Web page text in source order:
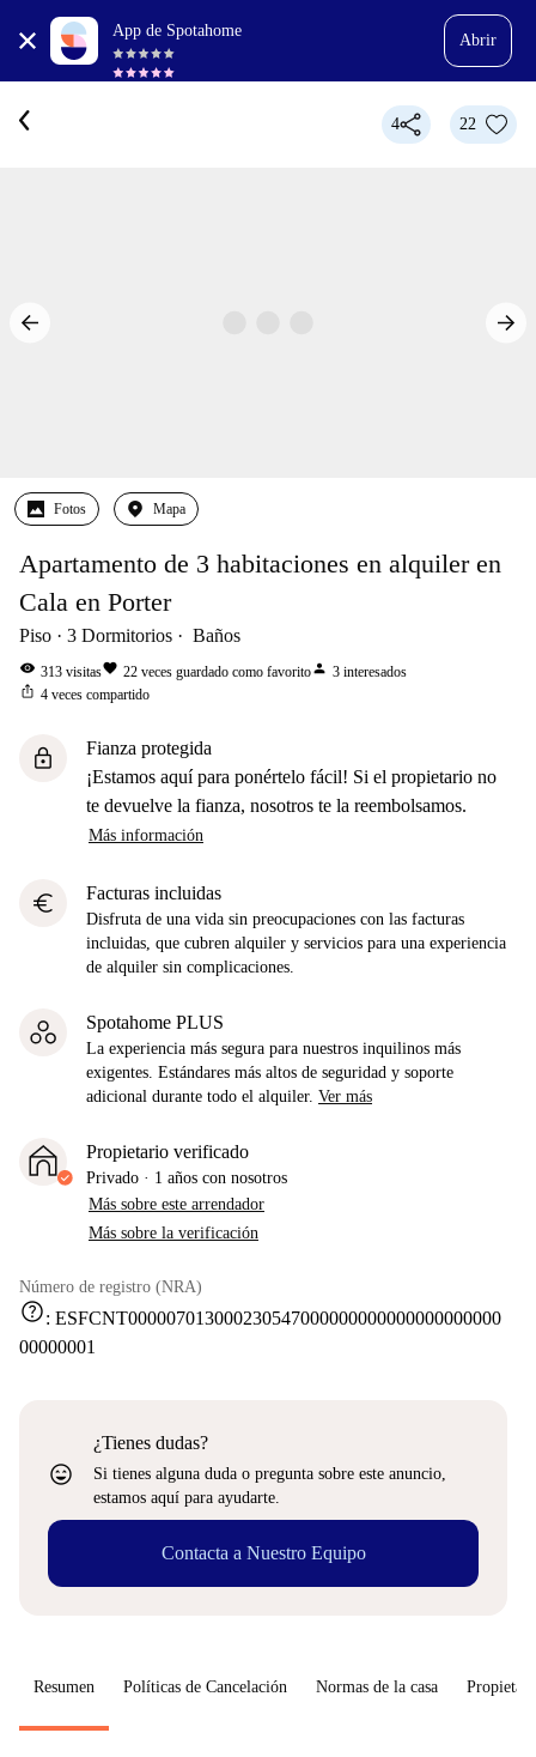
App de Spotahome
Abrir
4 22
Fotos Mapa
Apartamento de 3 habitaciones en alquiler en
Cala en Porter
Piso 3 Dormitorios Baños
visibility 313 visitasfavorite 22 veces guardado como favoritoperson 3 interesados
ios_share 4 veces compartido
lock
Fianza protegida
¡Estamos aquí para ponértelo fácil! Si el propietario no
te devuelve la fianza, nosotros te la reembolsamos.
Más información
euro Facturas incluidas
Disfruta de una vida sin preocupaciones con las facturas
incluidas, que cubren alquiler y servicios para una experiencia
de alquiler sin complicaciones.
Spotahome PLUS
La experiencia más segura para nuestros inquilinos más
exigentes. Estándares más altos de seguridad y soporte
adicional durante todo el alquiler. Ver más
Propietario verificado
Privado · 1 años con nosotros
Más sobre este arrendador
Más sobre la verificación
Número de registro (NRA)
help: ESFCNT000007013000230547000000000000000000000
00000001
sentiment_very_satisfied
¿Tienes dudas?
Si tienes alguna duda o pregunta sobre este anuncio,
estamos aquí para ayudarte.
Contacta a Nuestro Equipo
Resumen Políticas de Cancelación Normas de la casa